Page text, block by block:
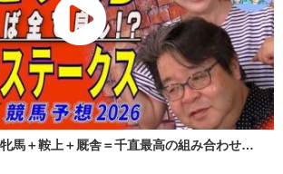
牝馬＋鞍上＋厩舎＝千直最高の組み合わせ…